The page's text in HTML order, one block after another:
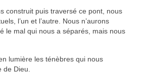
construit puis traversé ce pont, nous
l’un et l’autre. Nous n’aurons
le mal qui nous a séparés, mais nous
lumière les ténèbres qui nous
de Dieu.